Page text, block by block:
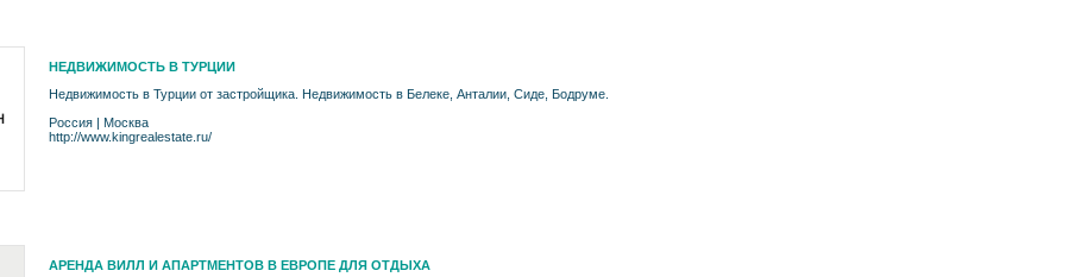
НЕДВИЖИМОСТЬ В ТУРЦИИ
Недвижимость в Турции от застройщика. Недвижимость в Белеке, Анталии, Сиде, Бодруме.
Россия | Москва
http://www.kingrealestate.ru/
АРЕНДА ВИЛЛ И АПАРТМЕНТОВ В ЕВРОПЕ ДЛЯ ОТДЫХА